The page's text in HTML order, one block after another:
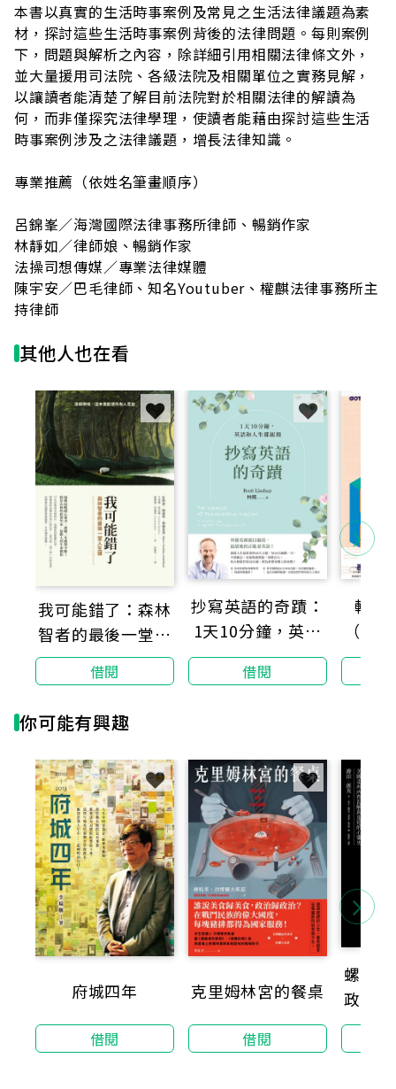
本書以真實的生活時事案例及常見之生活法律議題為素
材，探討這些生活時事案例背後的法律問題。每則案例
下，問題與解析之內容，除詳細引用相關法律條文外，
並大量援用司法院、各級法院及相關單位之實務見解，
以讓讀者能清楚了解目前法院對於相關法律的解讀為
何，而非僅探究法律學理，使讀者能藉由探討這些生活
時事案例涉及之法律議題，增長法律知識。
專業推薦（依姓名筆畫順序）
呂錦峯／海灣國際法律事務所律師、暢銷作家
林靜如／律師娘、暢銷作家
法操司想傳媒／專業法律媒體
陳宇安／巴毛律師、知名Youtuber、權麒法律事務所主
持律師
其他人也在看
我可能錯了：森林
智者的最後一堂人
生課
借閱
抄寫英語的奇蹟：
1天10分鐘，英語
和人生都起飛
借閱
輕鬆
（第
礎到
料科
你可能有興趣
府城四年
借閱
克里姆林宮的餐桌
借閱
螺絲
政客
物，
走向